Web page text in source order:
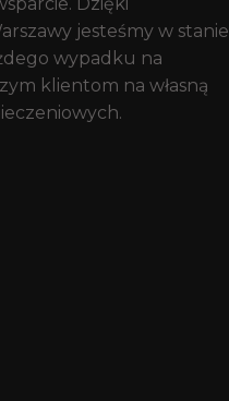
jesteśmy w stanie
wypadku na
klientom na własną